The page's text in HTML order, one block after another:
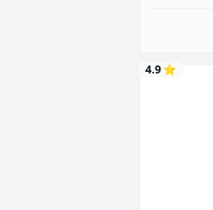
⭐
4.9